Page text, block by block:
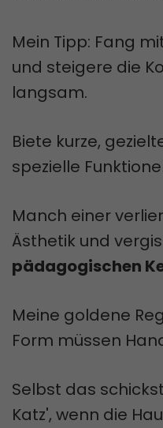
Mein Tipp: Fang
und steigere die
langsam.
Biete kurze,
spezielle
Manch einer
Ästhetik und
pädagogischen
Meine goldene
Form müssen
Selbst das
Katz', wenn die